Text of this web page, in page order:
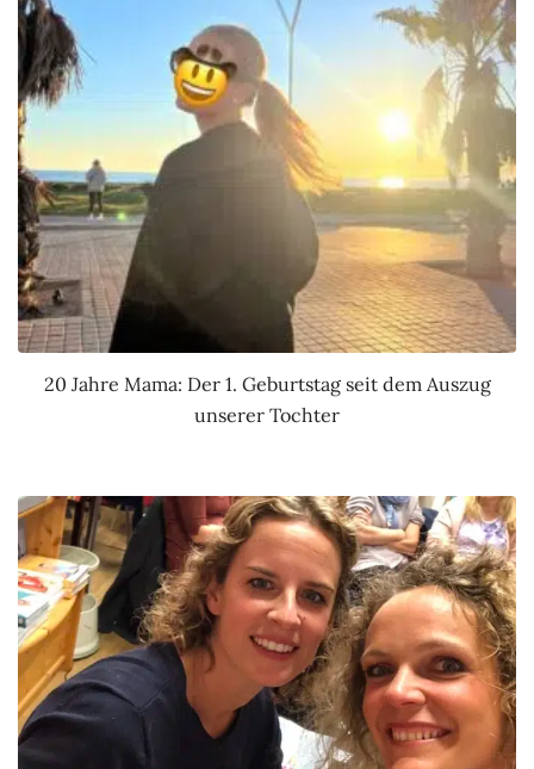
20 Jahre Mama: Der 1. Geburtstag seit dem Auszug
unserer Tochter